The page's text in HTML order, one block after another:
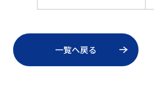
アルについて、会計
一覧へ戻る